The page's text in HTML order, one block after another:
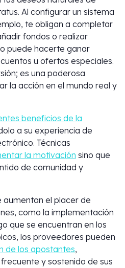
Al configurar un sistema
te obligan a completar
fondos o realizar
puede hacerte ganar
u ofertas especiales.
es una poderosa
la acción en el mundo real y
beneficios de la
a su experiencia de
Técnicas
la motivación sino que
de comunidad y
aumentan el placer de
como la implementación
que se encuentran en los
los proveedores pueden
de los apostantes,
y sostenido de sus